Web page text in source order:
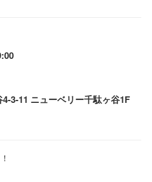
3-11 ニューベリー千駄ヶ谷1F